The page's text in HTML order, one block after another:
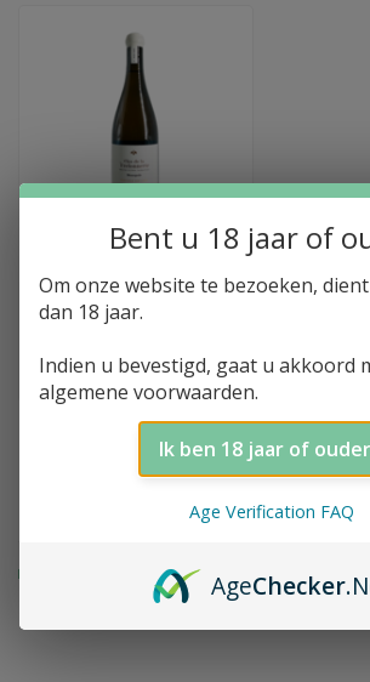
Clos de la Frelonnerie,
Monopole, Montlouis
€52,50
Bent u 18 jaar of
Om onze website te bezoeken,
dan 18 jaar.
Indien u bevestigd, gaat u akkoord
algemene voorwaarden.
Ik ben 18 jaar of ouder
Age Verification FAQ
AgeChecker